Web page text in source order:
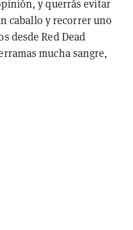
y querrás evitar
caballo y recorrer uno
desde Red Dead
mucha sangre,